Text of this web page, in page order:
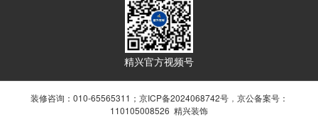
精兴官方视频号
装修咨询：010-65565311； 京ICP备2024068742号， 京公备案号：
110105008526 精兴装饰